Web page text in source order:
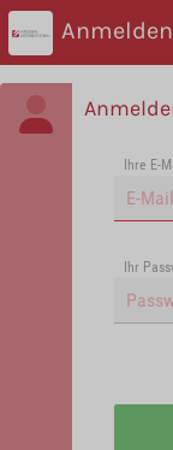
Anmelden
Ihre E-
Ihr